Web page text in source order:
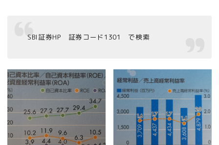
SBI証券HP 証券コード1301 で検索